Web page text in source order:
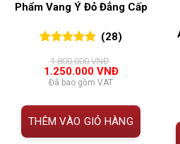
Phẩm Vang Ý Đỏ Đẳng Cấp
đánh giá
(28)
1.800.000VNĐ
Giá
gốc
1.800.000 VNĐ.
1.250.000 VNĐGiá
là:
1.250.000
Đã bao gồm VAT
THÊM VÀO GIỎ HÀNG